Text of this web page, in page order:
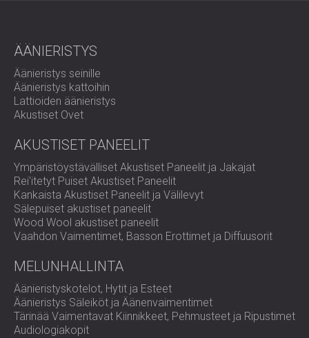
ÄÄNIERISTYS
Äänieristys seinille
Äänieristys kattoihin
Lattioiden äänieristys
Akustiset Ovet
AKUSTISET PANEELIT
Ympäristöystävälliset Akustiset Paneelit ja Jakajat
Rei'itetyt Puiset Akustiset Paneelit
Kankaista Akustiset Paneelit ja Välilevyt
Sälepuiset akustiset paneelit
Wood Wool akustiset paneelit
Vaahdon Vaimentimet, Basson Erottimet ja Diffuusorit
MELUNHALLINTA
Äänieristyskotelot, Hytit ja Esteet
Äänieristys Säleiköt ja Äänenvaimentimet
Tärinää Vaimentavat Kiinnikkeet, Pehmusteet ja Ripustimet
Audiologiakopit